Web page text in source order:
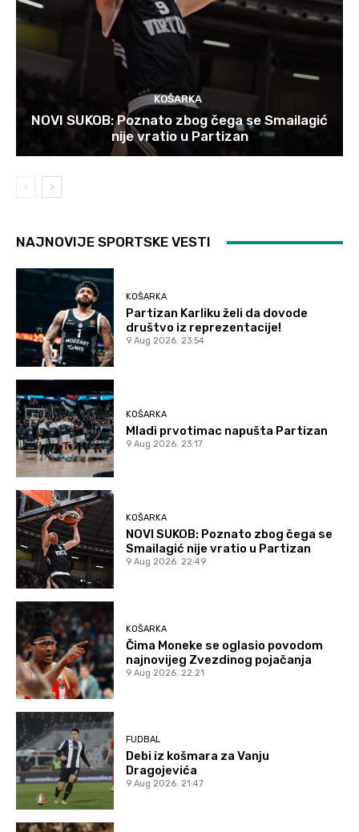
KOŠARKA
NOVI SUKOB: Poznato zbog čega se Smailagić
nije vratio u Partizan
NAJNOVIJE SPORTSKE VESTI
KOŠARKA
Partizan Karliku želi da dovode
društvo iz reprezentacije!
9 Aug 2026. 23:54
KOŠARKA
Mladi prvotimac napušta Partizan
9 Aug 2026. 23:17
KOŠARKA
NOVI SUKOB: Poznato zbog čega se
Smailagić nije vratio u Partizan
9 Aug 2026. 22:49
KOŠARKA
Čima Moneke se oglasio povodom
najnovijeg Zvezdinog pojačanja
9 Aug 2026. 22:21
FUDBAL
Debi iz košmara za Vanju
Dragojevića
9 Aug 2026. 21:47